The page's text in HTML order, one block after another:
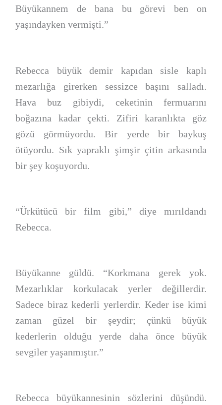
Büyükannem de bana bu görevi ben on
yaşındayken vermişti.”
Rebecca büyük demir kapıdan sisle kaplı
mezarlığa girerken sessizce başını salladı.
Hava buz gibiydi, ceketinin fermuarını
boğazına kadar çekti. Zifiri karanlıkta göz
gözü görmüyordu. Bir yerde bir baykuş
ötüyordu. Sık yapraklı şimşir çitin arkasında
bir şey koşuyordu.
“Ürkütücü bir film gibi,” diye mırıldandı
Rebecca.
Büyükanne güldü. “Korkmana gerek yok.
Mezarlıklar korkulacak yerler değillerdir.
Sadece biraz kederli yerlerdir. Keder ise kimi
zaman güzel bir şeydir; çünkü büyük
kederlerin olduğu yerde daha önce büyük
sevgiler yaşanmıştır.”
Rebecca büyükannesinin sözlerini düşündü.